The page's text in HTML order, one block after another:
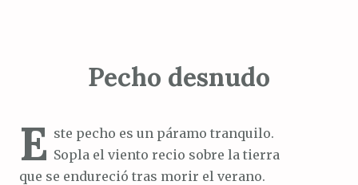
Pecho desnudo
E ste pecho es un páramo tranquilo.
Sopla el viento recio sobre la tierra
que se endureció tras morir el verano.